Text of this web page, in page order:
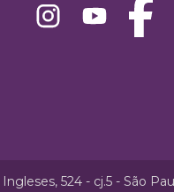
Ingleses, 524 - cj.5 - São